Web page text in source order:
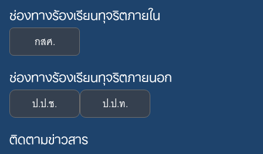
ช่องทางร้องเรียนทุจริตภายใน
กสศ.
ช่องทางร้องเรียนทุจริตภายนอก
ป.ป.ช. ป.ป.ท.
ติดตามข่าวสาร